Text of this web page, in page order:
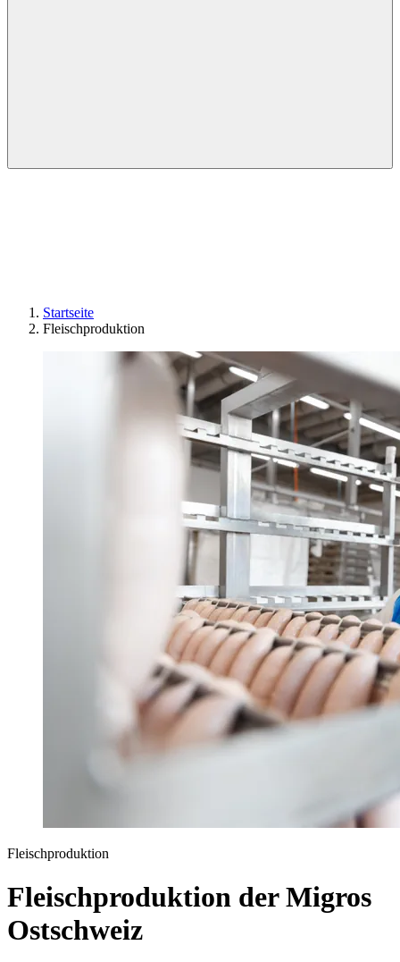
Startseite
Fleischproduktion
Fleischproduktion
Fleischproduktion der Migros
Ostschweiz